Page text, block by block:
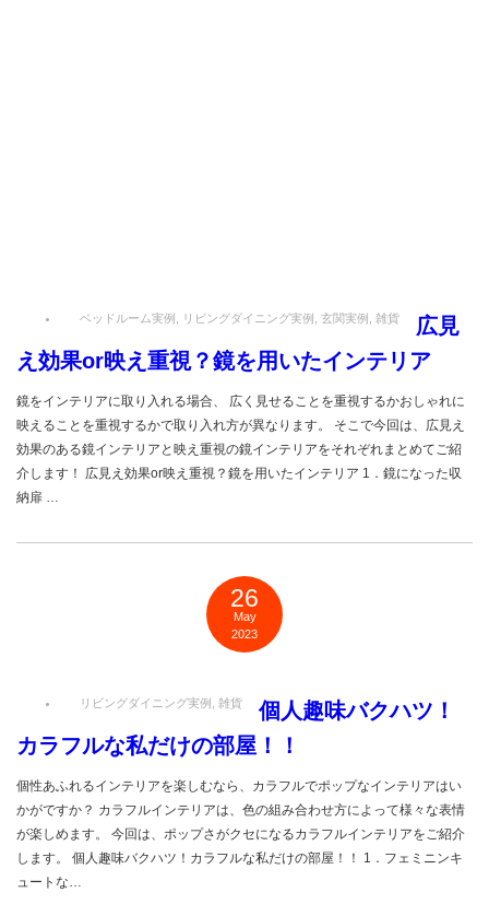
ベッドルーム実例 リビングダイニング実例 玄関実例 雑貨
広見
え効果or映え重視？鏡を用いたインテリア
鏡をインテリアに取り入れる場合、 広く見せることを重視するかおしゃれに
映えることを重視するかで取り入れ方が異なります。 そこで今回は、広見え
効果のある鏡インテリアと映え重視の鏡インテリアをそれぞれまとめてご紹
介します！ 広見え効果or映え重視？鏡を用いたインテリア 1．鏡になった収
納扉 …
26
May
2023
リビングダイニング実例 雑貨
個人趣味バクハツ！
カラフルな私だけの部屋！！
個性あふれるインテリアを楽しむなら、カラフルでポップなインテリアはい
かがですか？ カラフルインテリアは、色の組み合わせ方によって様々な表情
が楽しめます。 今回は、ポップさがクセになるカラフルインテリアをご紹介
します。 個人趣味バクハツ！カラフルな私だけの部屋！！ 1．フェミニンキ
ュートな…